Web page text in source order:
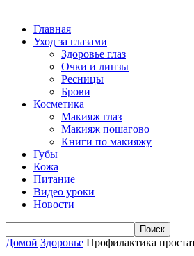
Главная
Уход за глазами
Здоровье глаз
Очки и линзы
Ресницы
Брови
Косметика
Макияж глаз
Макияж пошагово
Книги по макияжу
Губы
Кожа
Питание
Видео уроки
Новости
Домой Здоровье Профилактика